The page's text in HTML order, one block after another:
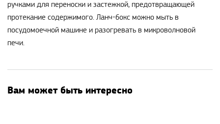
ручками для переноски и застежкой, предотвращающей
протекание содержимого. Ланч-бокс можно мыть в
посудомоечной машине и разогревать в микроволновой
печи.
Вам может быть интересно